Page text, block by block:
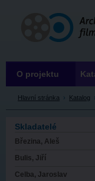
Archiv ČSFH
Hlavní stránka › Katalog
O projektu
Skladatelé
Březina, Aleš
Bulis, Jiří
Celba, Jaroslav